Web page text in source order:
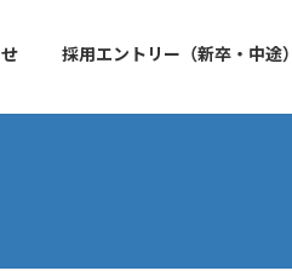
採用エントリー（新卒・中途）